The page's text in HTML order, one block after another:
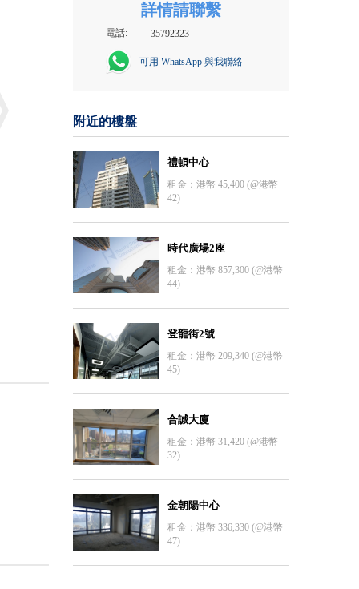
詳情請聯繫
電話: 35792323
可用 WhatsApp 與我聯絡
附近的樓盤
禮頓中心
租金：港幣 45,400 (@港幣
42)
時代廣場2座
租金：港幣 857,300 (@港幣
44)
登龍街2號
租金：港幣 209,340 (@港幣
45)
合誠大廈
租金：港幣 31,420 (@港幣
32)
金朝陽中心
租金：港幣 336,330 (@港幣
47)